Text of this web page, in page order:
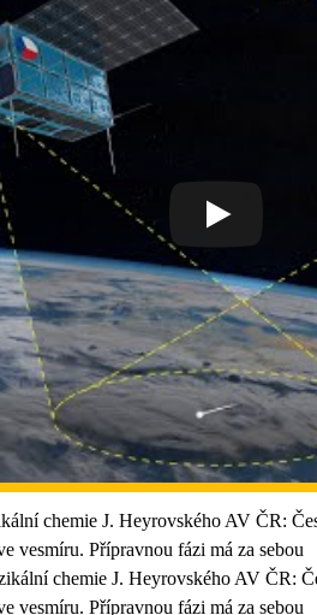
chemie J. Heyrovského AV ČR:
vesmíru. Přípravnou fázi má za sebou
chemie J. Heyrovského AV ČR:
vesmíru. Přípravnou fázi má za sebou